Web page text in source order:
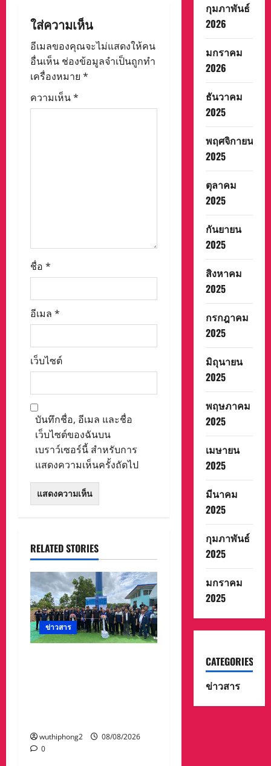
g
a
t
i
ใส่ความเห็น
อีเมลของคุณจะไม่แสดงให้คน
อื่นเห็น ช่องข้อมูลจำเป็นถูกทำ
เครื่องหมาย *
ความเห็น*
ชื่อ *
อีเมล *
เว็บไซต์
บันทึกชื่อ, อีเมล และชื่อ
เว็บไซต์ของฉันบน
เบราว์เซอร์นี้ สำหรับการ
แสดงความเห็นครั้งถัดไป
RELATED STORIES
ข่าวสาร
wuthiphong2
08/08/2026
0
กุมภาพันธ์
2026
มกราคม
2026
ธันวาคม
2025
พฤศจิกายน
2025
ตุลาคม
2025
กันยายน
2025
สิงหาคม
2025
กรกฎาคม
2025
มิถุนายน
2025
พฤษภาคม
2025
เมษายน
2025
มีนาคม
2025
กุมภาพันธ์
2025
มกราคม
2025
CATEGORIES
ข่าวสาร